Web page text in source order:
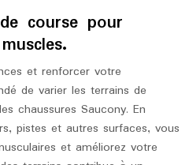
course pour
et renforcer votre
de varier les terrains de
chaussures Saucony. En
pistes et autres surfaces, vous
et améliorez votre